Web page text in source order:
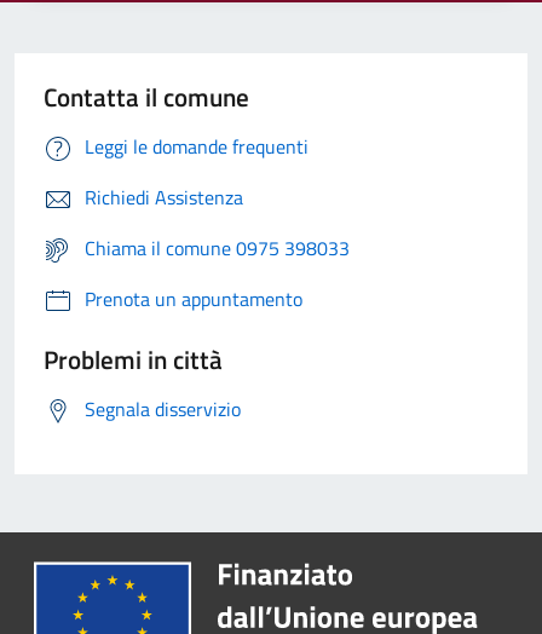
Contatta il comune
Leggi le domande frequenti
Richiedi Assistenza
Chiama il comune 0975 398033
Prenota un appuntamento
Problemi in città
Segnala disservizio